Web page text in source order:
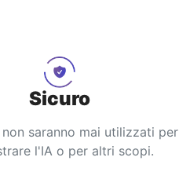
Sicuro
saranno mai utilizzati per
l'IA o per altri scopi.